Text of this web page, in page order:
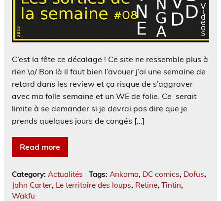
C’est la fête ce décalage ! Ce site ne ressemble plus à
rien \o/ Bon là il faut bien l’avouer j’ai une semaine de
retard dans les review et ça risque de s’aggraver
avec ma folle semaine et un WE de folie. Ce serait
limite à se demander si je devrai pas dire que je
prends quelques jours de congés […]
Read more
Category: Actualités Tags: Ankama, DC comics, Dofus,
John Carter, Le territoire des loups, Retine, Tintin,
Wakfu